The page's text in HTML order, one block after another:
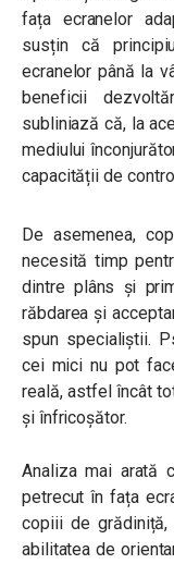
fața ecranelor
susțin că
ecranelor până la
beneficii
subliniază că, la
mediului
capacității de
De asemenea,
necesită timp
dintre plâns și
răbdarea și
spun specialiștii.
cei mici nu pot
reală, astfel încât
și înfricoșător.
Analiza mai arată
petrecut în fața
copiii de
abilitatea de